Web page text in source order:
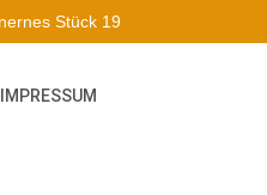
Stück 19
IMPRESSUM